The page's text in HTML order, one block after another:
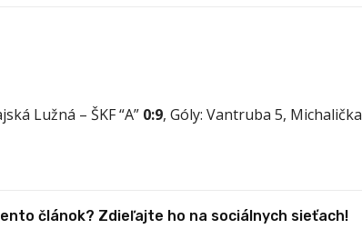
Lužná – ŠKF “A” 0:9, Góly: Vantruba 5, Michalička
článok? Zdieľajte ho na sociálnych sieťach!